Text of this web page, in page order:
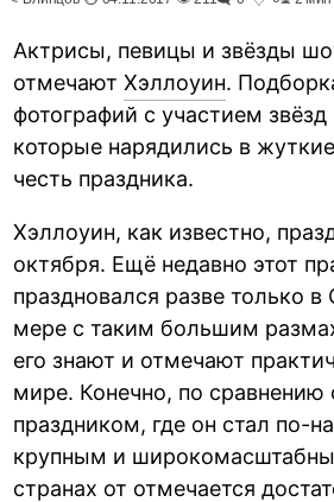
Актрисы, певицы и звёзды
отмечаютХэллоуин.
фотографий с участием
которые нарядились в
честь праздника.
Хэллоуин, как известно,
октября. Ещё недавно этот
праздновался разве только
мере с таким большим
его знают и отмечают
мире. Конечно, по сравнению
праздником, где он стал по-
крупным и
странах от отмечается